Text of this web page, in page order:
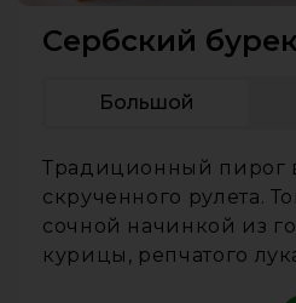
Сербский бурек
Большой
Традиционный пирог
скрученного рулета.
сочной начинкой из
курицы, репчатого